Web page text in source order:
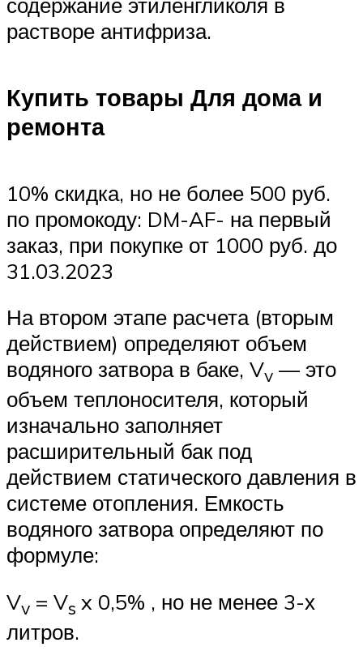
растворе антифриза.
Купить товары Для дома и
ремонта
10% скидка, но не более 500 руб.
по промокоду: DM-AF- на первый
заказ, при покупке от 1000 руб. до
31.03.2023
На втором этапе расчета (вторым
действием) определяют объем
водяного затвора в баке, Vv — это
объем теплоносителя, который
изначально заполняет
расширительный бак под
действием статического давления в
системе отопления. Емкость
водяного затвора определяют по
формуле:
Vv = Vs x 0,5% , но не менее 3-х
литров.